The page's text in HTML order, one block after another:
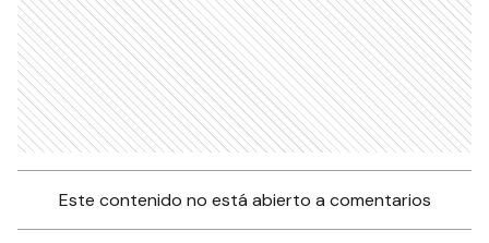
Este contenido no está abierto a comentarios